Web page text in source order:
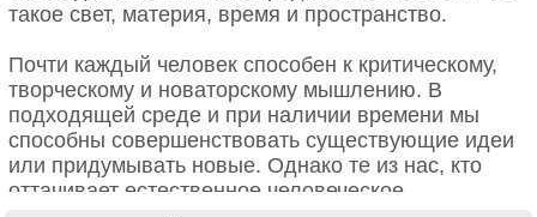
такое свет, материя, время и пространство.
Почти каждый человек способен к критическому,
творческому и новаторскому мышлению. В
подходящей среде и при наличии времени мы
способны совершенствовать существующие идеи
или придумывать новые. Однако те из нас, кто
оттачивает естественное человеческое